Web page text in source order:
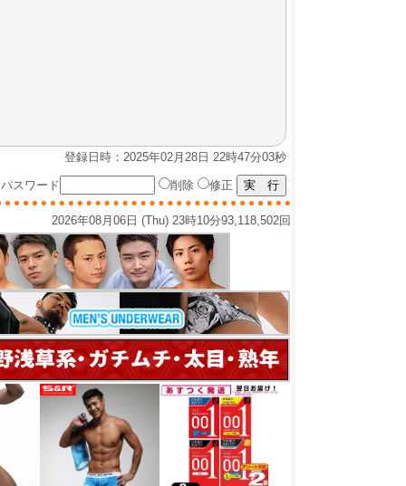
登録日時：2025年02月28日 22時47分03秒
パスワード
削除 修正
2026年08月06日 (Thu) 23時10分93,118,502回